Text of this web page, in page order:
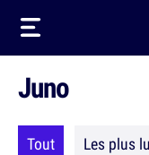
Juno
Tout Les plus